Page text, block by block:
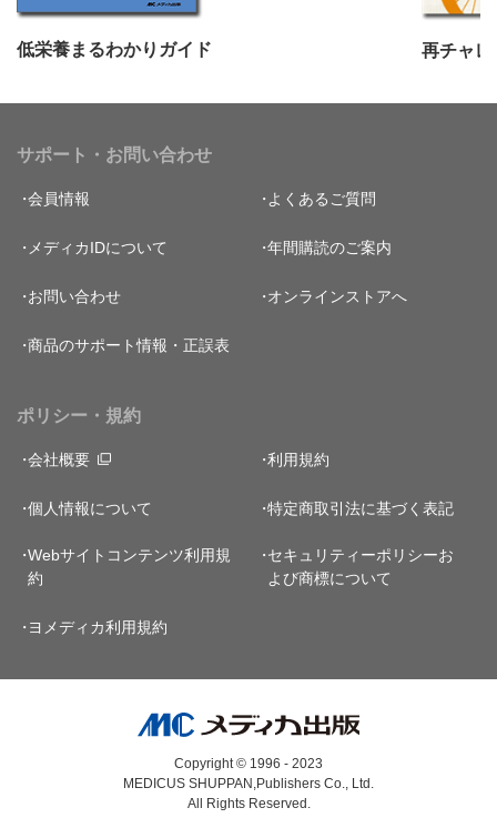
低栄養まるわかりガイド 再チャレ
サポート・お問い合わせ
会員情報 よくあるご質問
メディカIDについて 年間購読のご案内
お問い合わせ オンラインストアへ
商品のサポート情報・正誤表
ポリシー・規約
会社概要 利用規約
個人情報について 特定商取引法に基づく表記
Webサイトコンテンツ利用規
約
セキュリティーポリシーお
よび商標について
ヨメディカ利用規約
Copyright © 1996 - 2023
MEDICUS SHUPPAN,Publishers Co., Ltd.
All Rights Reserved.